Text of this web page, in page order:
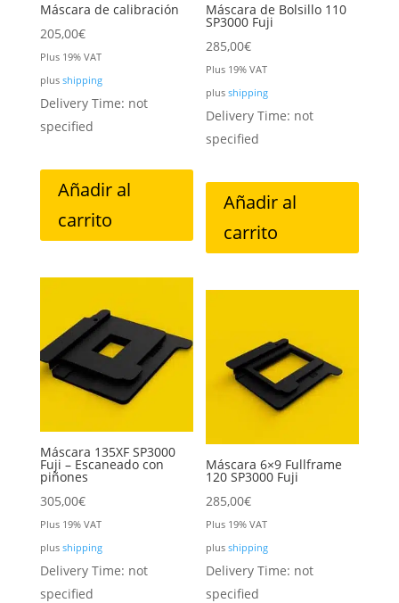
Máscara de calibración
205,00€
Plus 19% VAT
plus shipping
Delivery Time: not
specified
Añadir al
carrito
Máscara de Bolsillo 110
SP3000 Fuji
285,00€
Plus 19% VAT
plusshipping
Delivery Time: not
specified
Añadir al
carrito
Máscara 135XF SP3000
Fuji – Escaneado con
piñones
305,00€
Plus 19% VAT
plus shipping
Delivery Time: not
specified
Máscara 6×9 Fullframe
120 SP3000 Fuji
285,00€
Plus 19% VAT
plusshipping
Delivery Time: not
specified